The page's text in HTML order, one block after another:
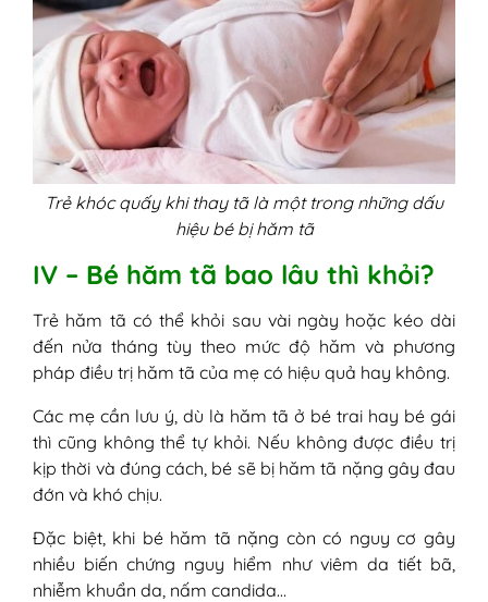
Trẻ khóc quấy khi thay tã là một trong những dấu
hiệu bé bị hăm tã
IV – Bé hăm tã bao lâu thì khỏi?
Trẻ hăm tã có thể khỏi sau vài ngày hoặc kéo dài
đến nửa tháng tùy theo mức độ hăm và phương
pháp điều trị hăm tã của mẹ có hiệu quả hay không.
Các mẹ cần lưu ý, dù là hăm tã ở bé trai hay bé gái
thì cũng không thể tự khỏi. Nếu không được điều trị
kịp thời và đúng cách, bé sẽ bị hăm tã nặng gây đau
đớn và khó chịu.
Đặc biệt, khi bé hăm tã nặng còn có nguy cơ gây
nhiều biến chứng nguy hiểm như viêm da tiết bã,
nhiễm khuẩn da, nấm candida…